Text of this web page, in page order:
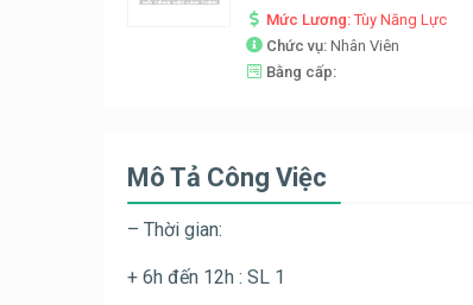
Mức Lương:Tùy Năng Lực
Chức vụ: Nhân Viên
Bằng cấp:
Mô Tả Công Việc
– Thời gian:
+ 6h đến 12h : SL 1